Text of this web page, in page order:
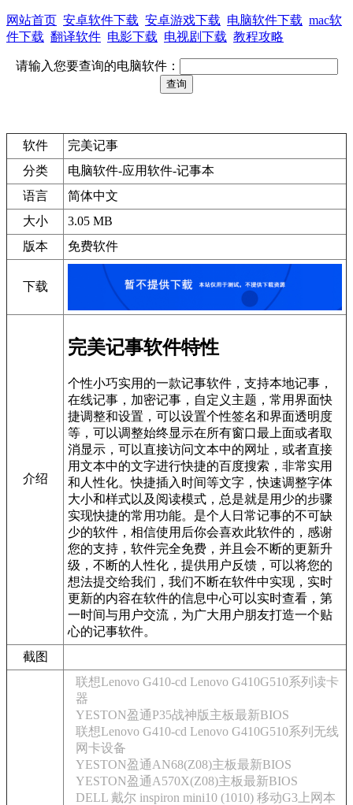
网站首页 安卓软件下载 安卓游戏下载 电脑软件下载 mac软
件下载 翻译软件 电影下载 电视剧下载 教程攻略
请输入您要查询的电脑软件：
软件
完美记事
分类
电脑软件-应用软件-记事本
语言
简体中文
大小
3.05 MB
版本
免费软件
下载
介绍
完美记事软件特性
个性小巧实用的一款记事软件，支持本地记事，
在线记事，加密记事，自定义主题，常用界面快
捷调整和设置，可以设置个性签名和界面透明度
等，可以调整始终显示在所有窗口最上面或者取
消显示，可以直接访问文本中的网址，或者直接
用文本中的文字进行快捷的百度搜索，非常实用
和人性化。快捷插入时间等文字，快速调整字体
大小和样式以及阅读模式，总是就是用少的步骤
实现快捷的常用功能。是个人日常记事的不可缺
少的软件，相信使用后你会喜欢此软件的，感谢
您的支持，软件完全免费，并且会不断的更新升
级，不断的人性化，提供用户反馈，可以将您的
想法提交给我们，我们不断在软件中实现，实时
更新的内容在软件的信息中心可以实时查看，第
一时间与用户交流，为广大用户朋友打造一个贴
心的记事软件。
截图
联想Lenovo G410-cd Lenovo G410G510系列读卡
器
YESTON盈通P35战神版主板最新BIOS
联想Lenovo G410-cd Lenovo G410G510系列无线
网卡设备
YESTON盈通AN68(Z08)主板最新BIOS
YESTON盈通A570X(Z08)主板最新BIOS
DELL 戴尔 inspiron mini10 (1010) 移动G3上网本